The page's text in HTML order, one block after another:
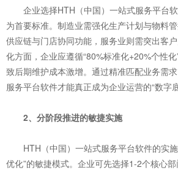
企业选择HTH（中国）一站式服务平台软
为首要标准。制造业需强化生产计划与物料
供应链与门店协同功能，服务业则需突出客
化方面，企业应遵循“80%标准化+20%个性
致后期维护成本激增。通过精准匹配业务需
服务平台软件才能真正成为企业运营的“数字底
2、分阶段推进的敏捷实施
HTH（中国）一站式服务平台软件的实施
优化”的敏捷模式。企业可先选择1-2个核心